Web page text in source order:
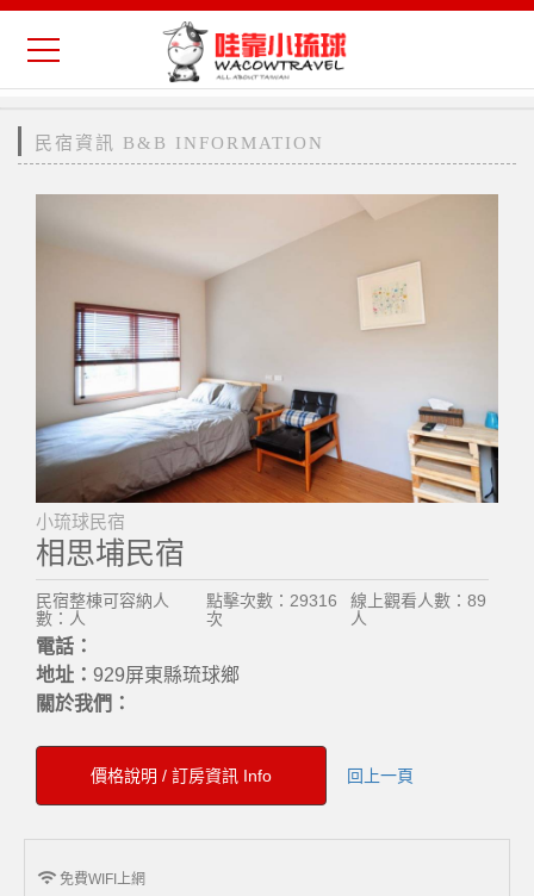
民宿資訊 B&B INFORMATION
小琉球民宿
相思埔民宿
民宿整棟可容納人
數：人
點擊次數：29316
次
線上觀看人數：89
人
電話：
地址： 929屏東縣琉球鄉
關於我們：
價格說明 / 訂房資訊 Info 回上一頁
wifi 免費WIFI上網